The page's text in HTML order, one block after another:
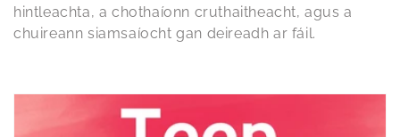
ú
hintleachta, a chothaíonn cruthaitheacht, agus a
chuireann siamsaíocht gan deireadh ar fáil.